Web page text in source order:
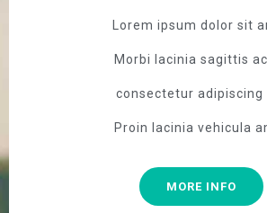
Lorem ipsum dolor sit
Morbi lacinia sagittis
consectetur adipiscing
Proin lacinia vehicula
MORE INFO